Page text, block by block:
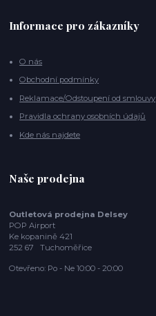
Informace pro zákazníky
O nás
Obchodní podmínky
Reklamace/Odstoupení od smlouvy
Pravidla ochrany osobních údajů
Kde nás najdete
Naše prodejna
Outletová prodejna Delsey
POP Airport
Ke kopanině 421
252 67 Tuchoměřice
Otevřeno: Po - Ne 10:00 - 20:00